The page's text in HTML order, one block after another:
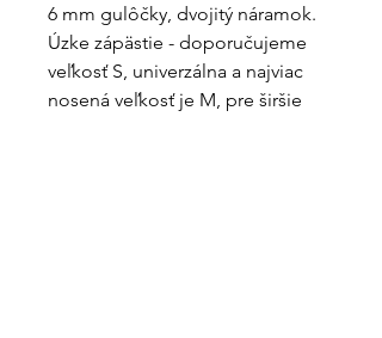
6 mm gulôčky, dvojitý náramok.
Úzke zápästie - doporučujeme
veľkosť S, univerzálna a najviac
nosená veľkosť je M, pre širšie